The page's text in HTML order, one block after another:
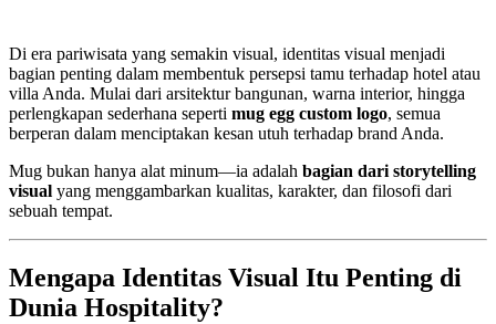
Di era pariwisata yang semakin visual, identitas visual menjadi
bagian penting dalam membentuk persepsi tamu terhadap hotel atau
villa Anda. Mulai dari arsitektur bangunan, warna interior, hingga
perlengkapan sederhana seperti mug egg custom logo, semua
berperan dalam menciptakan kesan utuh terhadap brand Anda.
Mug bukan hanya alat minum—ia adalah bagian dari storytelling
visual yang menggambarkan kualitas, karakter, dan filosofi dari
sebuah tempat.
Mengapa Identitas Visual Itu Penting di
Dunia Hospitality?